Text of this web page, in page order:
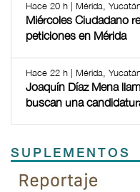
Hace 20 h | Mérida,
Miércoles Ciudadano
peticiones en Mérida
Hace 22 h | Mérida,
Joaquín Díaz Mena
buscan una
SUPLEMENTOS
Previous